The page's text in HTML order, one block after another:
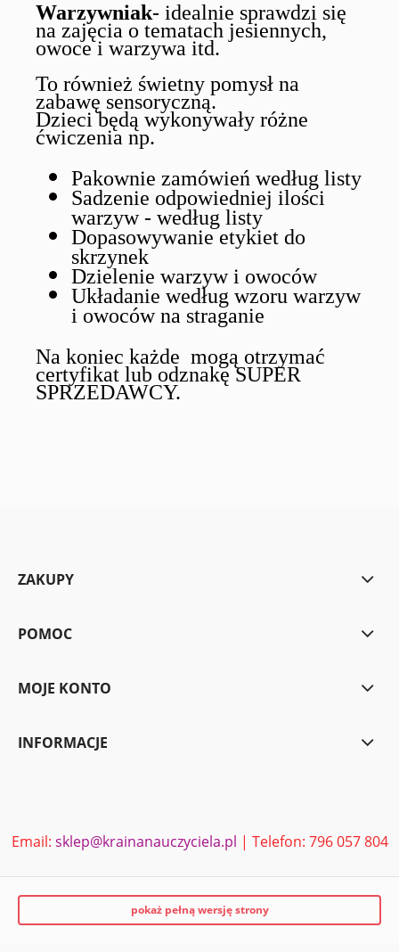
Warzywniak- idealnie sprawdzi się
na zajęcia o tematach jesiennych,
owoce i warzywa itd.
To również świetny pomysł na
zabawę sensoryczną.
Dzieci będą wykonywały różne
ćwiczenia np.
Pakownie zamówień według listy
Sadzenie odpowiedniej ilości
warzyw - według listy
Dopasowywanie etykiet do
skrzynek
Dzielenie warzyw i owoców
Układanie według wzoru warzyw
i owoców na straganie
Na koniec każde mogą otrzymać
certyfikat lub odznakę SUPER
SPRZEDAWCY.
ZAKUPY
POMOC
MOJE KONTO
INFORMACJE
Email: sklep@krainanauczyciela.pl | Telefon: 796 057 804
pokaż pełną wersję strony